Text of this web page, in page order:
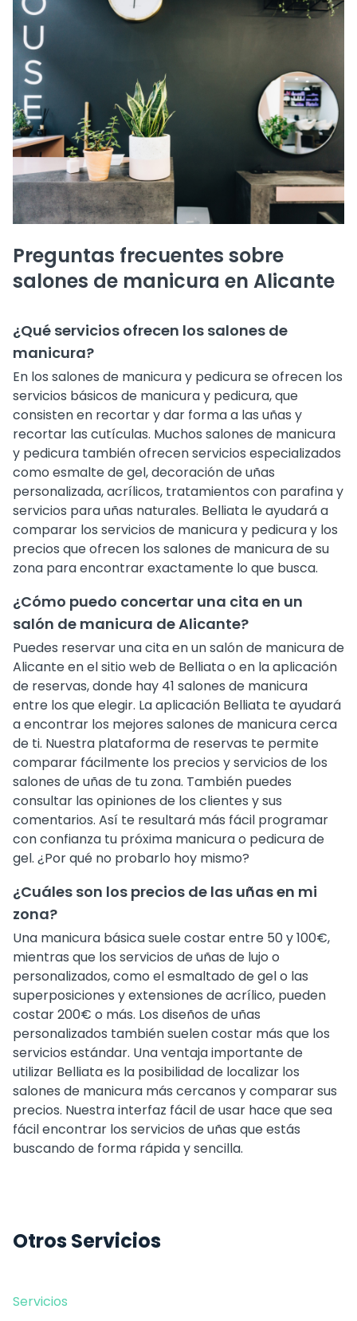
Preguntas frecuentes sobre
salones de manicura en Alicante
¿Qué servicios ofrecen los salones de
manicura?
En los salones de manicura y pedicura se ofrecen los
servicios básicos de manicura y pedicura, que
consisten en recortar y dar forma a las uñas y
recortar las cutículas. Muchos salones de manicura
y pedicura también ofrecen servicios especializados
como esmalte de gel, decoración de uñas
personalizada, acrílicos, tratamientos con parafina y
servicios para uñas naturales. Belliata le ayudará a
comparar los servicios de manicura y pedicura y los
precios que ofrecen los salones de manicura de su
zona para encontrar exactamente lo que busca.
¿Cómo puedo concertar una cita en un
salón de manicura de Alicante?
Puedes reservar una cita en un salón de manicura de
Alicante en el sitio web de Belliata o en la aplicación
de reservas, donde hay 41 salones de manicura
entre los que elegir. La aplicación Belliata te ayudará
a encontrar los mejores salones de manicura cerca
de ti. Nuestra plataforma de reservas te permite
comparar fácilmente los precios y servicios de los
salones de uñas de tu zona. También puedes
consultar las opiniones de los clientes y sus
comentarios. Así te resultará más fácil programar
con confianza tu próxima manicura o pedicura de
gel. ¿Por qué no probarlo hoy mismo?
¿Cuáles son los precios de las uñas en mi
zona?
Una manicura básica suele costar entre 50 y 100€,
mientras que los servicios de uñas de lujo o
personalizados, como el esmaltado de gel o las
superposiciones y extensiones de acrílico, pueden
costar 200€ o más. Los diseños de uñas
personalizados también suelen costar más que los
servicios estándar. Una ventaja importante de
utilizar Belliata es la posibilidad de localizar los
salones de manicura más cercanos y comparar sus
precios. Nuestra interfaz fácil de usar hace que sea
fácil encontrar los servicios de uñas que estás
buscando de forma rápida y sencilla.
Otros Servicios
Servicios